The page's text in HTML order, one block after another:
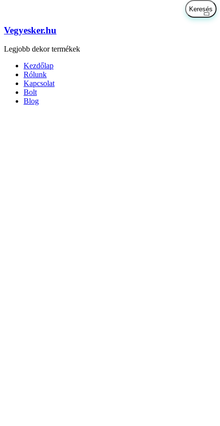
Vegyesker.hu
Legjobb dekor termékek
Kezdőlap
Rólunk
Kapcsolat
Bolt
Blog